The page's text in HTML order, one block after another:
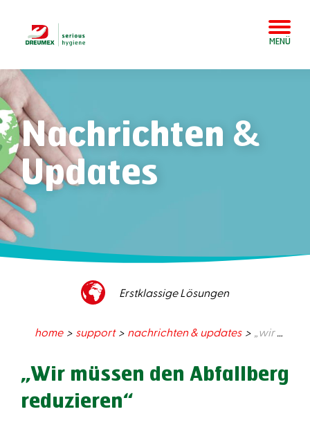
MENÜ
Nachrichten &
Updates
Hervorragender Kundenservice
home support nachrichten & updates „wir müssen den abfallberg reduzieren“
„Wir müssen den Abfallberg
reduzieren“